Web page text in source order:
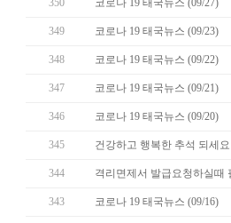
350 코로나 19 태국뉴스 (09/27)
349 코로나 19 태국뉴스 (09/23)
348 코로나 19 태국뉴스 (09/22)
347 코로나 19 태국뉴스 (09/21)
346 코로나 19 태국뉴스 (09/20)
345 건강하고 행복한 추석 되세
344 격리면제서 발급요청하실때
343 코로나 19 태국뉴스 (09/16)